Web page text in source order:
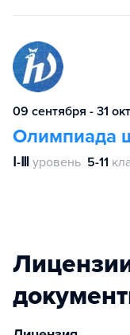
09 сентября - 31
Олимпиада
Ⅰ-Ⅲ уровень 5-11